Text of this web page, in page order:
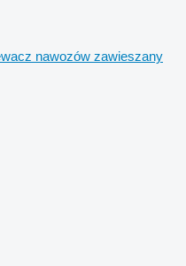
nawozów zawieszany